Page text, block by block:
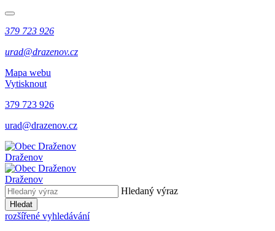
379 723 926
urad@drazenov.cz
Mapa webu
Vytisknout
379 723 926
urad@drazenov.cz
Draženov
Draženov
Hledaný výraz
Hledat
rozšířené vyhledávání